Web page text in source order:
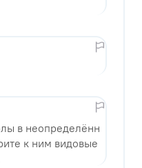
в неопределённ
к ним видовые